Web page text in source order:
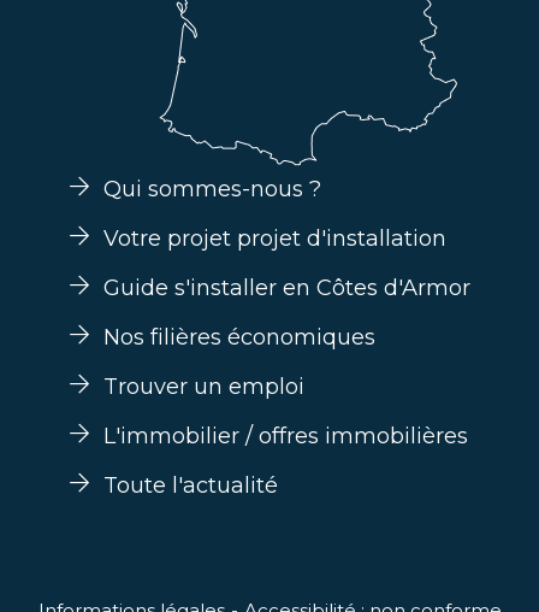
Qui sommes-nous ?
Votre projet projet d'installation
Guide s'installer en Côtes d'Armor
Nos filières économiques
Trouver un emploi
L'immobilier / offres immobilières
Toute l'actualité